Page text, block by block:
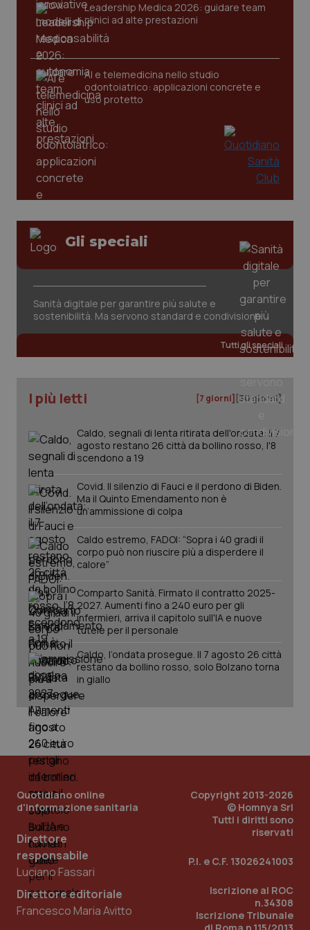
Leadership Medica 2026: guidare team
clinici ad alte prestazioni
AI e telemedicina nello studio
odontoiatrico: applicazioni concrete e
uso protetto
Gli speciali
Sanità digitale per garantire più salute e
sostenibilità. Ma servono standard e condivisione
Tutti gli speciali
I più letti [7 giorni] [30 giorni]
Caldo, segnali di lenta ritirata dell'ondata: il 7
agosto restano 26 città da bollino rosso, l'8
scendono a 19
Covid. Il silenzio di Fauci e il perdono di Biden.
Ma il Quinto Emendamento non è
un’ammissione di colpa
Caldo estremo, FADOI: “Sopra i 40 gradi il
corpo può non riuscire più a disperdere il
calore”
Comparto Sanità. Firmato il contratto 2025-
2027. Aumenti fino a 240 euro per gli
infermieri, arriva il capitolo sull'IA e nuove
tutele per il personale
Caldo, l’ondata prosegue. Il 7 agosto 26 città
restano da bollino rosso, solo Bolzano torna
in giallo
Quotidiano online
d'informazione sanitaria
Direttore
responsabile
Luciano Fassari
Direttore editoriale
Francesco Maria Avitto
Copyright 2013-2026
© Homnya Srl
Tutti i diritti sono
riservati
P.I. e C.F. 13026241003
Iscrizione al ROC
n.34308
Iscrizione Tribunale
www.quotidianosanita.it
tracking-sites-ironfish-
session-id
www.quotidianosanita.it
_ga
.quotidianosanita.it
PHPSESSID